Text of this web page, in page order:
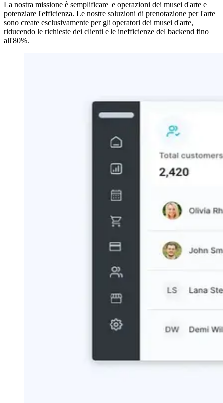
La nostra missione è semplificare le operazioni dei musei d'arte e
potenziare l'efficienza. Le nostre soluzioni di prenotazione per l'arte
sono create esclusivamente per gli operatori dei musei d'arte,
riducendo le richieste dei clienti e le inefficienze del backend fino
all'80%.